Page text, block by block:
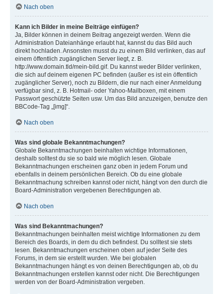
Nach oben
Kann ich Bilder in meine Beiträge einfügen?
Ja, Bilder können in deinem Beitrag angezeigt werden. Wenn die
Administration Dateianhänge erlaubt hat, kannst du das Bild auch
direkt hochladen. Ansonsten musst du zu einem Bild verlinken, das auf
einem öffentlich zugänglichen Server liegt, z. B.
http://www.domain.tld/mein-bild.gif. Du kannst weder Bilder verlinken,
die sich auf deinem eigenen PC befinden (außer es ist ein öffentlich
zugänglicher Server), noch zu Bildern, die nur nach einer Anmeldung
verfügbar sind, z. B. Hotmail- oder Yahoo-Mailboxen, mit einem
Passwort geschützte Seiten usw. Um das Bild anzuzeigen, benutze den
BBCode-Tag „[img]“.
Nach oben
Was sind globale Bekanntmachungen?
Globale Bekanntmachungen beinhalten wichtige Informationen,
deshalb solltest du sie so bald wie möglich lesen. Globale
Bekanntmachungen erscheinen ganz oben in jedem Forum und
ebenfalls in deinem persönlichen Bereich. Ob du eine globale
Bekanntmachung schreiben kannst oder nicht, hängt von den durch die
Board-Administration vergebenen Berechtigungen ab.
Nach oben
Was sind Bekanntmachungen?
Bekanntmachungen beinhalten meist wichtige Informationen zu dem
Bereich des Boards, in dem du dich befindest. Du solltest sie stets
lesen. Bekanntmachungen erscheinen oben auf jeder Seite des
Forums, in dem sie erstellt wurden. Wie bei globalen
Bekanntmachungen hängt es von deinen Berechtigungen ab, ob du
Bekanntmachungen erstellen kannst oder nicht. Die Berechtigungen
werden von der Board-Administration vergeben.